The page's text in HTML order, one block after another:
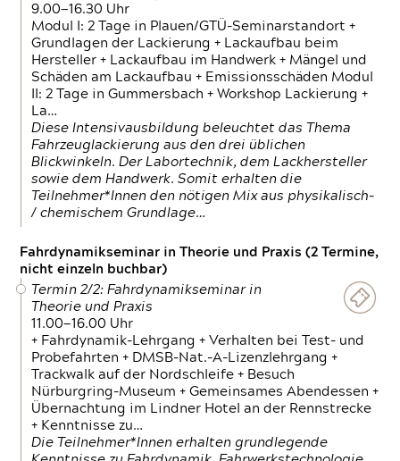
9.00—16.30 Uhr
Modul I: 2 Tage in Plauen/GTÜ-Seminarstandort +
Grundlagen der Lackierung + Lackaufbau beim
Hersteller + Lackaufbau im Handwerk + Mängel und
Schäden am Lackaufbau + Emissionsschäden Modul
II: 2 Tage in Gummersbach + Workshop Lackierung +
La…
Diese Intensivausbildung beleuchtet das Thema
Fahrzeuglackierung aus den drei üblichen
Blickwinkeln. Der Labortechnik, dem Lackhersteller
sowie dem Handwerk. Somit erhalten die
Teilnehmer*Innen den nötigen Mix aus physikalisch-
/ chemischem Grundlage…
Fahrdynamikseminar in Theorie und Praxis (2 Termine,
nicht einzeln buchbar)
Termin 2/2: Fahrdynamikseminar in
Theorie und Praxis
11.00—16.00 Uhr
+ Fahrdynamik-Lehrgang + Verhalten bei Test- und
Probefahrten + DMSB-Nat.-A-Lizenzlehrgang +
Trackwalk auf der Nordschleife + Besuch
Nürburgring-Museum + Gemeinsames Abendessen +
Übernachtung im Lindner Hotel an der Rennstrecke
+ Kenntnisse zu…
Die Teilnehmer*Innen erhalten grundlegende